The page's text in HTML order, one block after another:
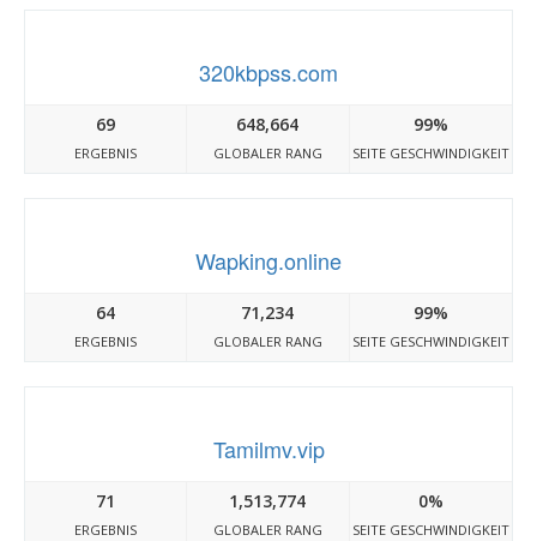
320kbpss.com
69
ERGEBNIS
648,664
GLOBALER RANG
99%
SEITE GESCHWINDIGKEIT
Wapking.online
64
ERGEBNIS
71,234
GLOBALER RANG
99%
SEITE GESCHWINDIGKEIT
Tamilmv.vip
71
ERGEBNIS
1,513,774
GLOBALER RANG
0%
SEITE GESCHWINDIGKEIT